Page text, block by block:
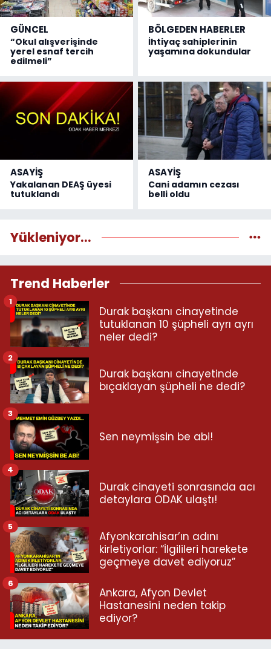
GÜNCEL
“Okul alışverişinde
yerel esnaf tercih
edilmeli”
BÖLGEDEN HABERLER
İhtiyaç sahiplerinin
yaşamına dokundular
ASAYİŞ
Yakalanan DEAŞ üyesi
tutuklandı
ASAYİŞ
Cani adamın cezası
belli oldu
Yükleniyor...
Trend Haberler
Durak başkanı cinayetinde
tutuklanan 10 şüpheli ayrı ayrı
neler dedi?
1
Durak başkanı cinayetinde
bıçaklayan şüpheli ne dedi?
2
Sen neymişsin be abi!
3
Durak cinayeti sonrasında acı
detaylara ODAK ulaştı!
4
Afyonkarahisar’ın adını
kirletiyorlar: “İlgilileri harekete
geçmeye davet ediyoruz”
5
Ankara, Afyon Devlet
Hastanesini neden takip
ediyor?
6